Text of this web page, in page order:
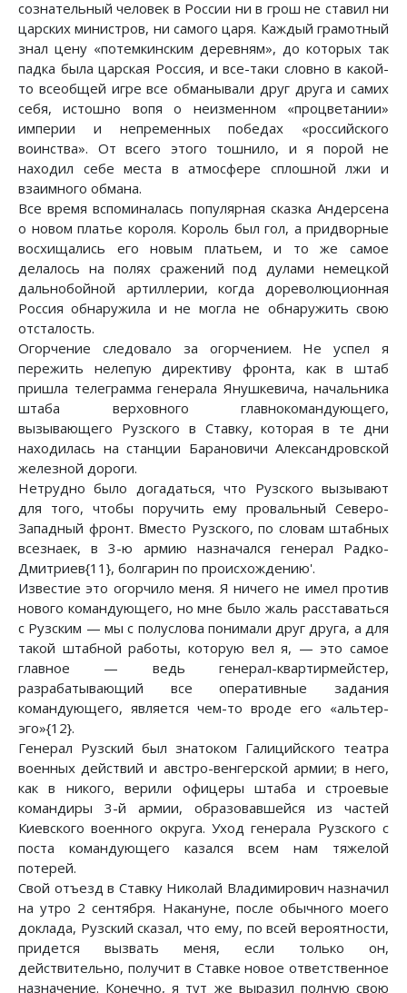
сознательный человек в России ни в грош не ставил ни
царских министров, ни самого царя. Каждый грамотный
знал цену «потемкинским деревням», до которых так
падка была царская Россия, и все-таки словно в какой-
то всеобщей игре все обманывали друг друга и самих
себя, истошно вопя о неизменном «процветании»
империи и непременных победах «российского
воинства». От всего этого тошнило, и я порой не
находил себе места в атмосфере сплошной лжи и
взаимного обмана.
Все время вспоминалась популярная сказка Андерсена
о новом платье короля. Король был гол, а придворные
восхищались его новым платьем, и то же самое
делалось на полях сражений под дулами немецкой
дальнобойной артиллерии, когда дореволюционная
Россия обнаружила и не могла не обнаружить свою
отсталость.
Огорчение следовало за огорчением. Не успел я
пережить нелепую директиву фронта, как в штаб
пришла телеграмма генерала Янушкевича, начальника
штаба верховного главнокомандующего,
вызывающего Рузского в Ставку, которая в те дни
находилась на станции Барановичи Александровской
железной дороги.
Нетрудно было догадаться, что Рузского вызывают
для того, чтобы поручить ему провальный Северо-
Западный фронт. Вместо Рузского, по словам штабных
всезнаек, в 3-ю армию назначался генерал Радко-
Дмитриев{11}, болгарин по происхождению'.
Известие это огорчило меня. Я ничего не имел против
нового командующего, но мне было жаль расставаться
с Рузским — мы с полуслова понимали друг друга, а для
такой штабной работы, которую вел я, — это самое
главное — ведь генерал-квартирмейстер,
разрабатывающий все оперативные задания
командующего, является чем-то вроде его «альтер-
эго»{12}.
Генерал Рузский был знатоком Галицийского театра
военных действий и австро-венгерской армии; в него,
как в никого, верили офицеры штаба и строевые
командиры 3-й армии, образовавшейся из частей
Киевского военного округа. Уход генерала Рузского с
поста командующего казался всем нам тяжелой
потерей.
Свой отъезд в Ставку Николай Владимирович назначил
на утро 2 сентября. Накануне, после обычного моего
доклада, Рузский сказал, что ему, по всей вероятности,
придется вызвать меня, если только он,
действительно, получит в Ставке новое ответственное
назначение. Конечно, я тут же выразил полную свою